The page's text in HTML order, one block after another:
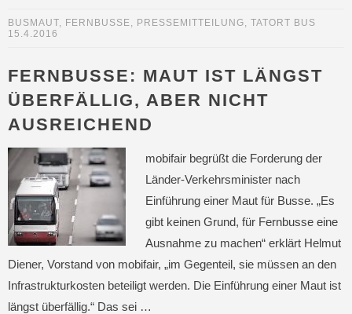
BUSMAUT, FERNBUSSE, PRESSEMITTEILUNG, TATORT BUS
15.4.2016
FERNBUSSE: MAUT IST LÄNGST
ÜBERFÄLLIG, ABER NICHT
AUSREICHEND
mobifair begrüßt die Forderung der
Länder-Verkehrsminister nach
Einführung einer Maut für Busse. „Es
gibt keinen Grund, für Fernbusse eine
Ausnahme zu machen“ erklärt Helmut
Diener, Vorstand von mobifair, „im Gegenteil, sie müssen an den
Infrastrukturkosten beteiligt werden. Die Einführung einer Maut ist
längst überfällig.“ Das sei …